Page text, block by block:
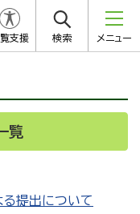
支援 検索 メニュー
覧
る提出について